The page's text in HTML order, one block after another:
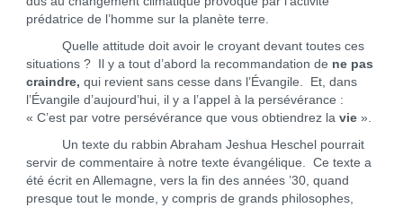
prédatrice de l’homme sur la planète terre.
Quelle attitude doit avoir le croyant devant toutes ces
situations ? Il y a tout d’abord la recommandation de ne pas
craindre, qui revient sans cesse dans l’Évangile. Et, dans
l’Évangile d’aujourd’hui, il y a l’appel à la persévérance :
« C’est par votre persévérance que vous obtiendrez la vie».
Un texte du rabbin Abraham Jeshua Heschel pourrait
servir de commentaire à notre texte évangélique. Ce texte a
été écrit en Allemagne, vers la fin des années ’30, quand
presque tout le monde, y compris de grands philosophes,